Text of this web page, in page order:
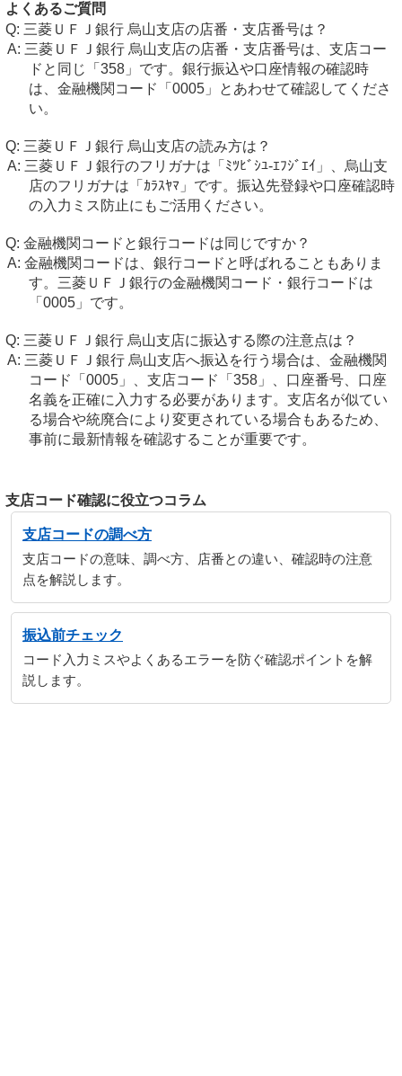
よくあるご質問
三菱ＵＦＪ銀行 烏山支店の店番・支店番号は？
三菱ＵＦＪ銀行 烏山支店の店番・支店番号は、支店コー
ドと同じ「358」です。銀行振込や口座情報の確認時
は、金融機関コード「0005」とあわせて確認してくださ
い。
三菱ＵＦＪ銀行 烏山支店の読み方は？
三菱ＵＦＪ銀行のフリガナは「ﾐﾂﾋﾞｼﾕ-ｴﾌｼﾞｴｲ」、烏山支
店のフリガナは「ｶﾗｽﾔﾏ」です。振込先登録や口座確認時
の入力ミス防止にもご活用ください。
金融機関コードと銀行コードは同じですか？
金融機関コードは、銀行コードと呼ばれることもありま
す。三菱ＵＦＪ銀行の金融機関コード・銀行コードは
「0005」です。
三菱ＵＦＪ銀行 烏山支店に振込する際の注意点は？
三菱ＵＦＪ銀行 烏山支店へ振込を行う場合は、金融機関
コード「0005」、支店コード「358」、口座番号、口座
名義を正確に入力する必要があります。支店名が似てい
る場合や統廃合により変更されている場合もあるため、
事前に最新情報を確認することが重要です。
支店コード確認に役立つコラム
支店コードの調べ方
支店コードの意味、調べ方、店番との違い、確認時の注意
点を解説します。
振込前チェック
コード入力ミスやよくあるエラーを防ぐ確認ポイントを解
説します。